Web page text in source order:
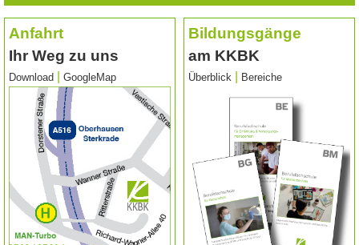
Anfahrt
Ihr Weg zu uns
Download GoogleMap
Bildungsgänge
am KKBK
Überblick Bereiche